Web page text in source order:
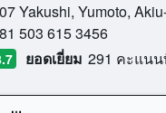
ป
Yakushi, Yumoto,
503 615 3456
ยอดเยี่ยม 291 คะแน